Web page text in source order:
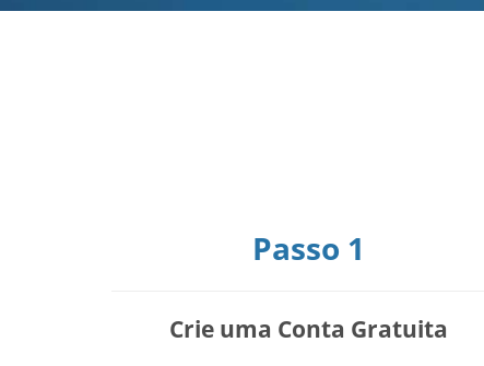
Passo 1
Crie uma Conta Gratuita